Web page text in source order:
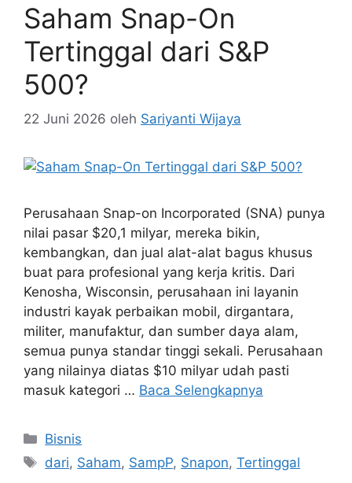
Saham Snap-On
Tertinggal dari S&P
500?
22 Juni 2026 oleh Sariyanti Wijaya
Perusahaan Snap-on Incorporated (SNA) punya
nilai pasar $20,1 milyar, mereka bikin,
kembangkan, dan jual alat-alat bagus khusus
buat para profesional yang kerja kritis. Dari
Kenosha, Wisconsin, perusahaan ini layanin
industri kayak perbaikan mobil, dirgantara,
militer, manufaktur, dan sumber daya alam,
semua punya standar tinggi sekali. Perusahaan
yang nilainya diatas $10 milyar udah pasti
masuk kategori … Baca Selengkapnya
Kategori
Bisnis
Tag
dari, Saham, SampP, Snapon,Tertinggal